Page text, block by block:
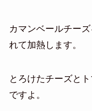
カマンベールチー
れて加熱します。
とろけたチーズと
ですよ。